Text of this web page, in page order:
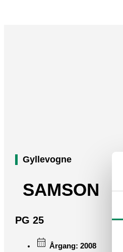
Gyllevogne
SAMSON
PG 25
Årgang: 2008